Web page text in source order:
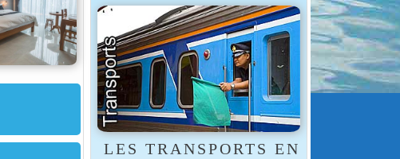
LES TRANSPORTS EN